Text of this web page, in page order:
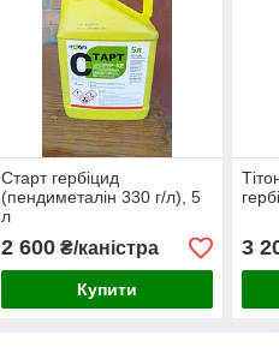
Старт гербіцид
(пендиметалін 330 г/л), 5
л
2 600₴/каністра
Купити
3